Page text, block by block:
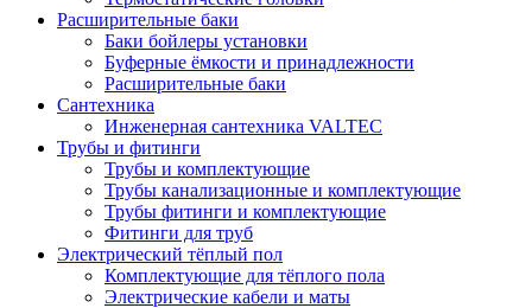
Расширительные баки
Баки бойлеры установки
Буферные ёмкости и принадлежности
Расширительные баки
Сантехника
Инженерная сантехника VALTEC
Трубы и фитинги
Трубы и комплектующие
Трубы канализационные и комплектующие
Трубы фитинги и комплектующие
Фитинги для труб
Электрический тёплый пол
Комплектующие для тёплого пола
Электрические кабели и маты